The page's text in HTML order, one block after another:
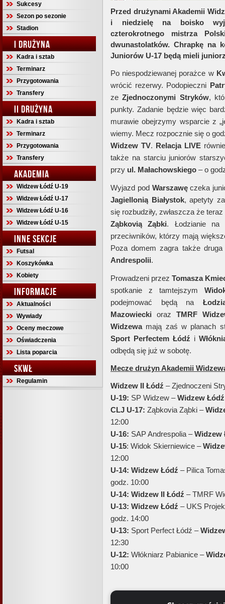
Sukcesy
Sezon po sezonie
Stadion
I DRUŻYNA
Kadra i sztab
Terminarz
Przygotowania
Transfery
II DRUŻYNA
Kadra i sztab
Terminarz
Przygotowania
Transfery
AKADEMIA
Widzew Łódź U-19
Widzew Łódź U-17
Widzew Łódź U-16
Widzew Łódź U-15
INNE SEKCJE
Futsal
Koszykówka
Kobiety
INFORMACJE
Aktualności
Wywiady
Oceny meczowe
Oświadczenia
Lista poparcia
SKWŁ
Regulamin
Przed drużynami Akademii
i niedzielę na boisko
czterokrotnego mistrza
dwunastolatków. Chrapkę na
Juniorów U-17 będą mieli
Po niespodziewanej porażce w
wrócić rezerwy. Podopieczni
zeZjednoczonymi Stryków,
punkty. Zadanie będzie więc
murawie obejrzymy wsparcie z
wiemy. Mecz rozpocznie się o
Widzew TV. Relacja LIVE
także na starciu juniorów
przy ul. Małachowskiego – o
Wyjazd pod Warszawęczeka
Jagiellonią Białystok, apetyty
się rozbudziły, zwłaszcza że
Ząbkovią Ząbki. Łodzianie na
przeciwników, którzy mają
Poza domem zagra także
Andrespolii.
Prowadzeni przez Tomasza
spotkanie z tamtejszym
podejmować będą na
Mazowiecki oraz TMRF
Widzewa mają zaś w planach
Sport Perfectem Łódź i
odbędą się już w sobotę.
Mecze drużyn Akademii
Widzew II Łódź – Zjednoczeni
U-19: SP Widzew –Widzew Łódź
CLJ U-17: Ząbkovia Ząbki –
12:00
U-16: SAP Andrespolia –Widzew
U-15: Widok Skierniewice –
12:00
U-14: Widzew Łódź – Pilica
godz. 10:00
U-14: Widzew II Łódź – TMRF
U-13: Widzew Łódź – UKS
godz. 14:00
U-13: Sport Perfect Łódź –
12:30
U-12: Włókniarz Pabianice –
10:00